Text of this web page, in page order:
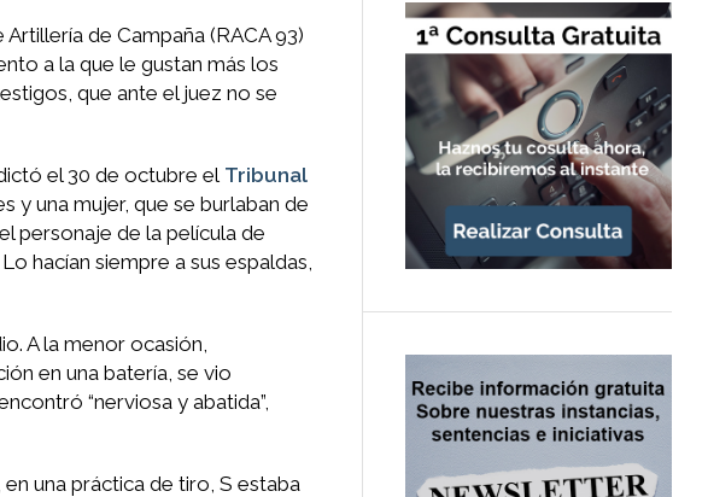
de Campaña (RACA 93)
a la que le gustan más los
que ante el juez no se
el 30 de octubre el Tribunal
y una mujer, que se burlaban de
personaje de la película de
hacían siempre a sus espaldas,
A la menor ocasión,
en una batería, se vio
“nerviosa y abatida”,
una práctica de tiro, S estaba